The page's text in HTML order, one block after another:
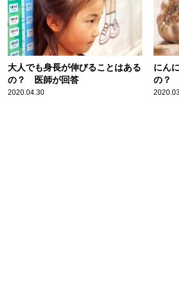
大人でも身長が伸びることはある
の？ 医師が回答
2020.04.30
にん
の？